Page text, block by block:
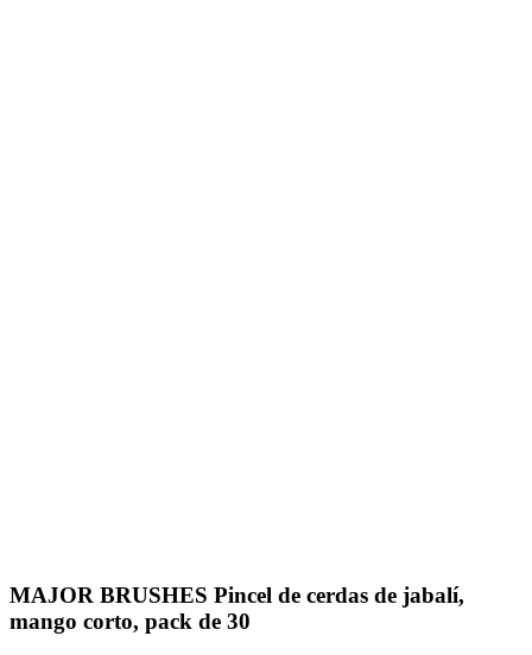
MAJOR BRUSHES Pincel de cerdas de jabalí,
mango corto, pack de 30